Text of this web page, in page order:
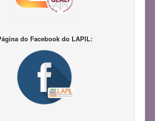
do Facebook do LAPIL: